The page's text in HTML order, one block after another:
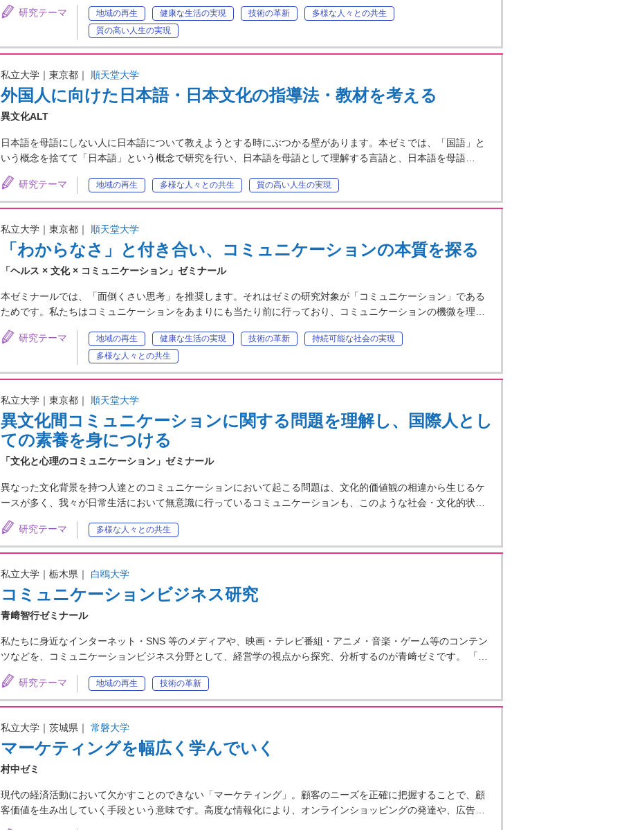
研究テーマ 地域の再生 健康な生活の実現 技術の革新
多様な人々との共生
質の高い人生の実現
私立大学｜東京都｜ 順天堂大学
外国人に向けた日本語・日本文化の指導法・教材を考える
異文化ALT
日本語を母語にしない人に日本語について教えようとする時にぶつかる壁があります。本ゼミでは、「国語」と
いう概念を捨てて「日本語」という概念で研究を行い、日本語を母語として理解する言語と、日本語を母語…
研究テーマ 地域の再生 多様な人々との共生 質の高い人生の実現
私立大学｜東京都｜ 順天堂大学
「わからなさ」と付き合い、コミュニケーションの本質を探る
「ヘルス × 文化 × コミュニケーション」ゼミナール
本ゼミナールでは、「面倒くさい思考」を推奨します。それはゼミの研究対象が「コミュニケーション」である
ためです。私たちはコミュニケーションをあまりにも当たり前に行っており、コミュニケーションの機微を理…
研究テーマ 地域の再生 健康な生活の実現 技術の革新
持続可能な社会の実現
多様な人々との共生
私立大学｜東京都｜ 順天堂大学
異文化間コミュニケーションに関する問題を理解し、国際人とし
ての素養を身につける
「文化と心理のコミュニケーション」ゼミナール
異なった文化背景を持つ人達とのコミュニケーションにおいて起こる問題は、文化的価値観の相違から生じるケ
ースが多く、我々が日常生活において無意識に行っているコミュニケーションも、このような社会・文化的状…
研究テーマ 多様な人々との共生
私立大学｜栃木県｜ 白鴎大学
コミュニケーションビジネス研究
青﨑智行ゼミナール
私たちに身近なインターネット・SNS 等のメディアや、映画・テレビ番組・アニメ・音楽・ゲーム等のコンテン
ツなどを、コミュニケーションビジネス分野として、経営学の視点から探究、分析するのが青﨑ゼミです。 「…
研究テーマ 地域の再生 技術の革新
私立大学｜茨城県｜常磐大学
マーケティングを幅広く学んでいく
村中ゼミ
現代の経済活動において欠かすことのできない「マーケティング」。顧客のニーズを正確に把握することで、顧
客価値を生み出していく手段という意味です。高度な情報化により、オンラインショッピングの発達や、広告…